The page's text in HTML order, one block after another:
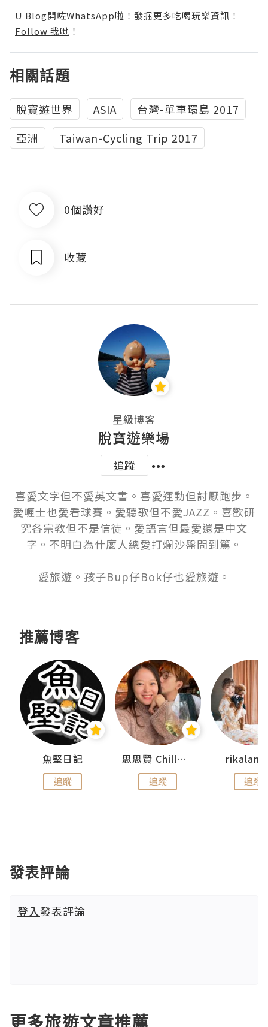
U Blog開咗WhatsApp啦！發掘更多吃喝玩樂資訊！
Follow 我哋 ！
相關話題
脫寶遊世界 ASIA
台灣-單車環島 2017
亞洲
Taiwan-Cycling Trip 2017
0個讚好
收藏
星級博客
脫寶遊樂場
追蹤
喜愛文字但不愛英文書。喜愛運動但討厭跑步。
愛喱士也愛看球賽。愛聽歌但不愛JAZZ。喜歡研
究各宗教但不是信徒。愛語言但最愛還是中文
字。不明白為什麼人總愛打爛沙盤問到篤。
愛旅遊。孩子Bup仔Bok仔也愛旅遊。
推薦博客
魚堅日記
追蹤
思思賢 ChillMyBabe
追蹤 追蹤
發表評論
登入發表評論
更多旅遊文章推薦